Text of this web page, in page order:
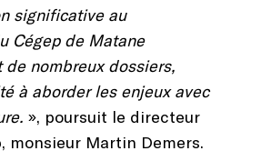
significative au
Cégep de Matane
de nombreux dossiers,
à aborder les enjeux avec
», poursuit le directeur
monsieur Martin Demers.